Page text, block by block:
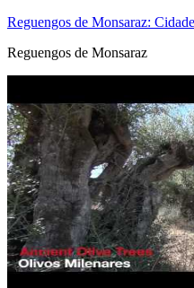
Reguengos de Monsaraz:
Reguengos de Monsaraz